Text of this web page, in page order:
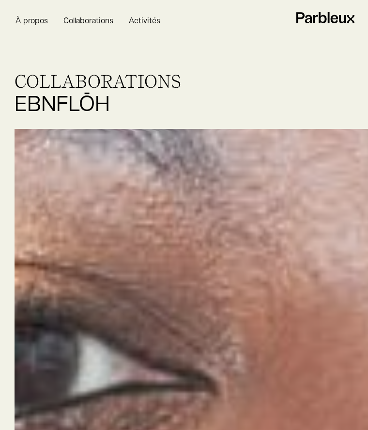
À propos Collaborations Activités
COLLABORATIONS
EBNFLŌH